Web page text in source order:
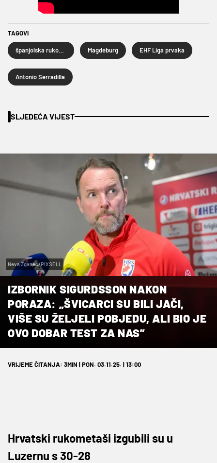
TAGOVI
Magdeburg EHF Liga prvaka
Antonio Serradilla
SLJEDEĆA VIJEST
Neva Zganec/PIXSELL
IZBORNIK SIGURDSSON NAKON
PORAZA: „ŠVICARCI SU BILI JAČI,
VIŠE SU ŽELJELI POBJEDU, ALI BIO JE
OVO DOBAR TEST ZA NAS”
VRIJEME ČITANJA: 3MIN | PON. 03.11.25. | 13:00
Hrvatski rukometaši izgubili su u
Luzernu s 30-28